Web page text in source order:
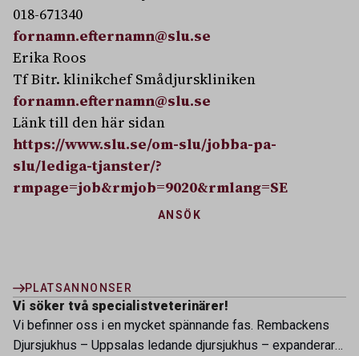
018-671340
fornamn.efternamn@slu.se
Erika Roos
Tf Bitr. klinikchef Smådjurskliniken
fornamn.efternamn@slu.se
Länk till den här sidan
https://www.slu.se/om-slu/jobba-pa-
slu/lediga-tjanster/?
rmpage=job&rmjob=9020&rmlang=SE
ANSÖK
PLATSANNONSER
Vi söker två specialistveterinärer!
Vi befinner oss i en mycket spännande fas. Rembackens
Djursjukhus – Uppsalas ledande djursjukhus – expanderar